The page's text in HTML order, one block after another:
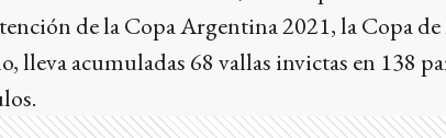
de la Copa Argentina 2021, la Copa
lleva acumuladas 68 vallas invictas en 138